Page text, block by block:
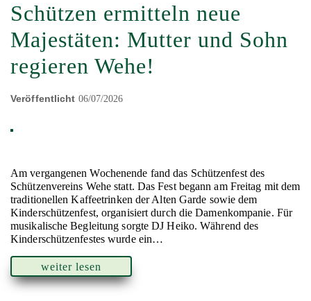
Schützen ermitteln neue
Majestäten: Mutter und Sohn
regieren Wehe!
Veröffentlicht 06/07/2026
Am vergangenen Wochenende fand das Schützenfest des
Schützenvereins Wehe statt. Das Fest begann am Freitag mit dem
traditionellen Kaffeetrinken der Alten Garde sowie dem
Kinderschützenfest, organisiert durch die Damenkompanie. Für
musikalische Begleitung sorgte DJ Heiko. Während des
Kinderschützenfestes wurde ein…
weiter lesen